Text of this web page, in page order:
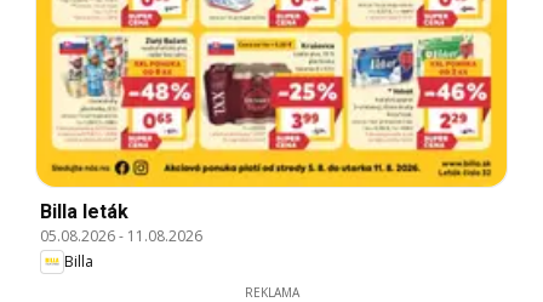
Billa leták
05.08.2026- 11.08.2026
Billa
REKLAMA